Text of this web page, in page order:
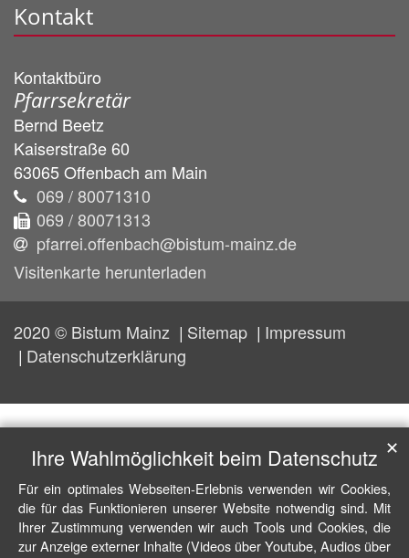
Kontakt
Kontaktbüro
Pfarrsekretär
Bernd Beetz
Kaiserstraße 60
63065Offenbach am Main
069 / 80071310
069 / 80071313
pfarrei.offenbach@bistum-mainz.de
Visitenkarte herunterladen
2020 © Bistum Mainz Sitemap
Impressum
Datenschutzerklärung
Ihre Wahlmöglichkeit beim Datenschutz
Für ein optimales Webseiten-Erlebnis verwenden wir Cookies,
die für das Funktionieren unserer Website notwendig sind. Mit
Ihrer Zustimmung verwenden wir auch Tools und Cookies, die
zur Anzeige externer Inhalte (Videos über Youtube, Audios über
✕